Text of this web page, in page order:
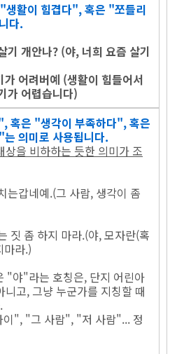
활이 힘겹다", 혹은 "쪼들리
다.
기 개안나? (야, 너희 요즘 살기
어려버예 (생활이 힘들어서
가 어렵습니다)
혹은 "생각이 부족하다", 혹은
의미로 사용됩니다.
상을 비하하는 듯한 의미가 조
는갑네예.(그 사람, 생각이 좀
짓 좀 하지 마라.(야, 모자란(혹
마라.)
"야"라는 호칭은, 단지 어린아
니고, 그냥 누군가를 지칭할 때
이", "그 사람", "저 사람"... 정